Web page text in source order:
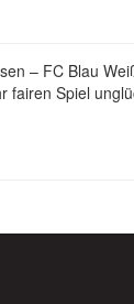
– FC Blau
fairen Spiel